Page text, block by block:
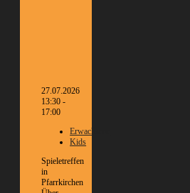
27.07.2026
13:30 -
17:00
Erwachsene
Kids
Spieletreffen
in
Pfarrkirchen